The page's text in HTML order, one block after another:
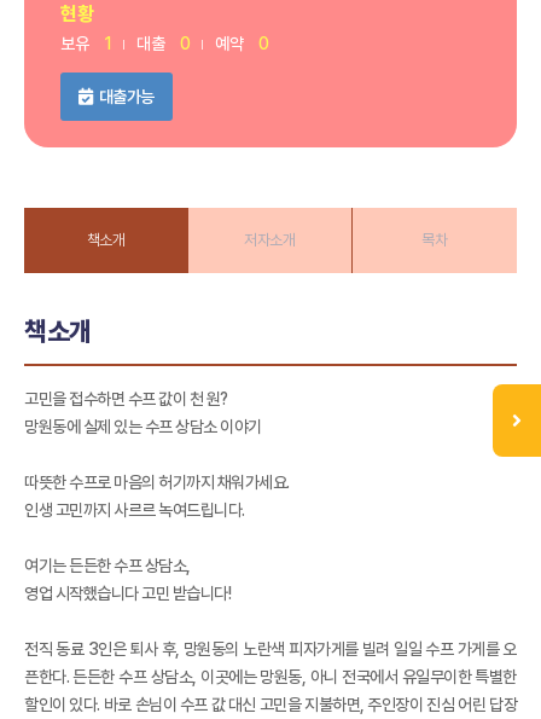
현황
보유 1 대출 0 예약 0
대출가능
책소개 저자소개 목차
책소개
고민을 접수하면 수프 값이 천 원?
망원동에 실제 있는 수프 상담소 이야기
따뜻한 수프로 마음의 허기까지 채워가세요.
인생 고민까지 사르르 녹여드립니다.
여기는 든든한 수프 상담소,
영업 시작했습니다 고민 받습니다!
전직 동료 3인은 퇴사 후, 망원동의 노란색 피자가게를 빌려 일일 수프 가게를 오
픈한다. 든든한 수프 상담소, 이곳에는 망원동, 아니 전국에서 유일무이한 특별한
할인이 있다. 바로 손님이 수프 값 대신 고민을 지불하면, 주인장이 진심 어린 답장